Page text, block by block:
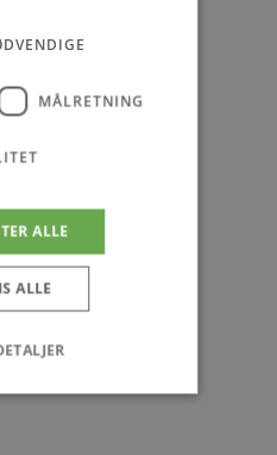
MÅLRETNING
ALLE
ALLE